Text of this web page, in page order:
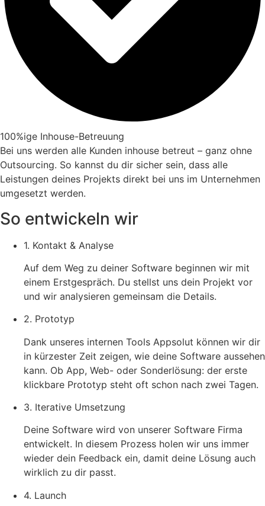
100%ige Inhouse-Betreuung
Bei uns werden alle Kunden inhouse betreut – ganz ohne
Outsourcing. So kannst du dir sicher sein, dass alle
Leistungen deines Projekts direkt bei uns im Unternehmen
umgesetzt werden.
So entwickeln wir
1. Kontakt & Analyse
Auf dem Weg zu deiner Software beginnen wir mit
einem Erstgespräch. Du stellst uns dein Projekt vor
und wir analysieren gemeinsam die Details.
2. Prototyp
Dank unseres internen Tools Appsolut können wir dir
in kürzester Zeit zeigen, wie deine Software aussehen
kann. Ob App, Web- oder Sonderlösung: der erste
klickbare Prototyp steht oft schon nach zwei Tagen.
3. Iterative Umsetzung
Deine Software wird von unserer Software Firma
entwickelt. In diesem Prozess holen wir uns immer
wieder dein Feedback ein, damit deine Lösung auch
wirklich zu dir passt.
4. Launch